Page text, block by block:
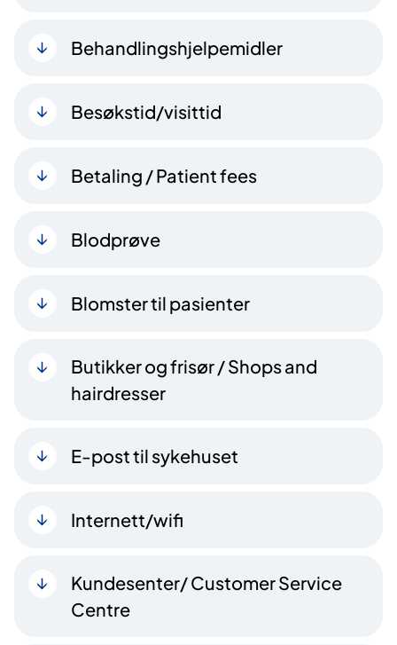
Behandlingshjelpemidler
Besøkstid/visittid
Betaling / Patient fees
Blodprøve
Blomster til pasienter
Butikker og frisør / Shops and
hairdresser
E-post til sykehuset
Internett/wifi
Kundesenter/ Customer Service
Centre